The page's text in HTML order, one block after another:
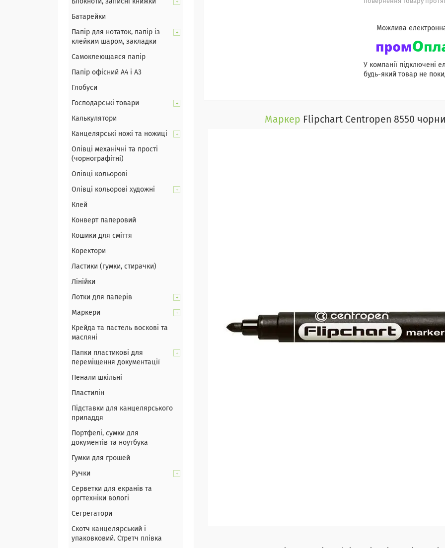
У компанії підключені
будь-який товар не
Маркер Flipchart Centropen 8550
Блокноти, записні книжки
Батарейки
Папір для нотаток, папір із
клейким шаром, закладки
Самоклеющаяся папір
Папір офісний А4 і А3
Глобуси
Господарські товари
Калькулятори
Канцелярські ножі та ножиці
Олівці механічні та прості
(чорнографітні)
Олівці кольорові
Олівці кольорові художні
Клей
Конверт паперовий
Кошики для сміття
Коректори
Ластики (гумки, стирачки)
Лінійки
Лотки для паперів
Маркери
Крейда та пастель воскові та
масляні
Папки пластикові для
переміщення документації
Пенали шкільні
Пластилін
Підставки для канцелярського
приладдя
Портфелі, сумки для
документів та ноутбука
Гумки для грошей
Ручки
Серветки для екранів та
оргтехніки вологі
Сегрегатори
Скотч канцелярський і
упаковковий. Стретч плівка